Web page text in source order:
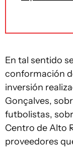
En tal sentido
conformación
inversión
Gonçalves,
futbolistas,
Centro de Alto
proveedores